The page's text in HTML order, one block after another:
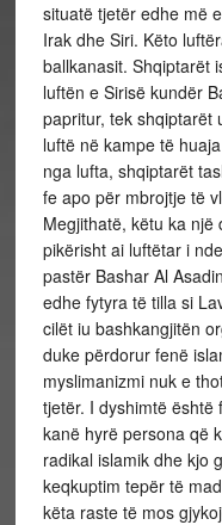
situatë tjetër edhe më
Irak dhe Siri. Këto
ballkanasit. Shqiptarët
luftën e Sirisë kundër
papritur, tek shqiptarët
luftë në kampe të
nga lufta, shqiptarët
fe apo për mbrojtje të
Megjithatë, këtu ka
pikërisht ai luftëtar i
pastër Bashar Al
edhe fytyra të tilla si
cilët iu bashkangjitën
duke përdorur fenë
myslimanizmi nuk e
tjetër. I dyshimtë është
kanë hyrë persona që
radikal islamik dhe kjo
keqkuptim tepër të
këta raste të mos